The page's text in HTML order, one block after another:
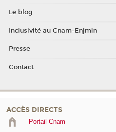
Le blog
Inclusivité au Cnam-Enjmin
Presse
Contact
ACCÈS DIRECTS
Portail Cnam